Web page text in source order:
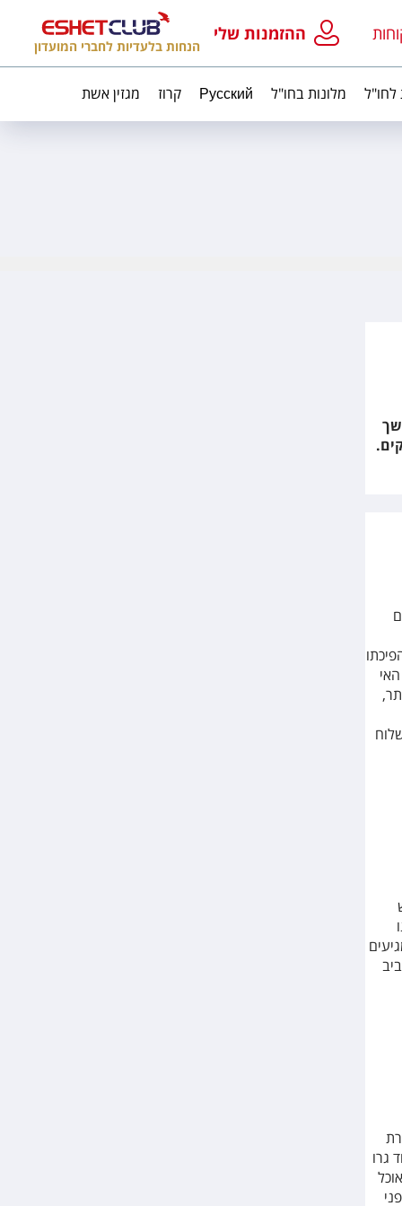
ההזמנות שלי
הנחות בלעדיות לחברי המועדון
לחו"ל מלונות בחו"ל Русский קרוז מגזין אשת
לשלוח
גרו